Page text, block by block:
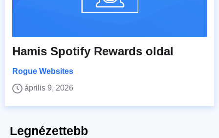
Hamis Spotify Rewards oldal
Rogue Websites
április 9, 2026
Legnézettebb